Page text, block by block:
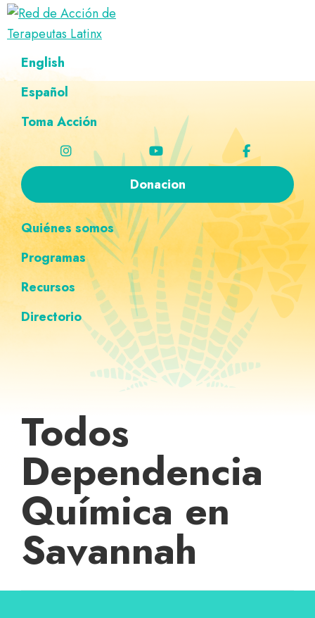
Saltar
navegación
principal
Ir
al
principal
Saltar
al
página
Saltar
navegación
personalizada
Red
de
Acción
de
Latinx
Directorio
terapeutas
Latinx
English
Español
Toma Acción
Donacion
Quiénes somos
Programas
Recursos
Directorio
Todos
Dependencia
Química en
Savannah